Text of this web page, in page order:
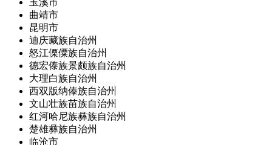
玉溪市
曲靖市
昆明市
迪庆藏族自治州
怒江傈僳族自治州
德宏傣族景颇族自治州
大理白族自治州
西双版纳傣族自治州
文山壮族苗族自治州
红河哈尼族彝族自治州
楚雄彝族自治州
临沧市